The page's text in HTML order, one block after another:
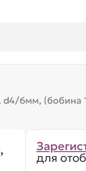
6мм, (бобина
для